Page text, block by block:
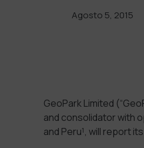
Agosto 5, 2015
GeoPark Limited
and consolidator with
and Peru¹, will report